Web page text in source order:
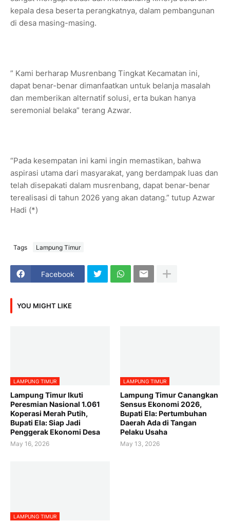
kepala desa beserta perangkatnya, dalam pembangunan
di desa masing-masing.
” Kami berharap Musrenbang Tingkat Kecamatan ini,
dapat benar-benar dimanfaatkan untuk belanja masalah
dan memberikan alternatif solusi, erta bukan hanya
seremonial belaka” terang Azwar.
“Pada kesempatan ini kami ingin memastikan, bahwa
aspirasi utama dari masyarakat, yang berdampak luas dan
telah disepakati dalam musrenbang, dapat benar-benar
terealisasi di tahun 2026 yang akan datang.” tutup Azwar
Hadi (*)
Tags Lampung Timur
Facebook
YOU MIGHT LIKE
LAMPUNG TIMUR
Lampung Timur Ikuti
Peresmian Nasional 1.061
Koperasi Merah Putih,
Bupati Ela: Siap Jadi
Penggerak Ekonomi Desa
May 16, 2026
LAMPUNG TIMUR
Lampung Timur Canangkan
Sensus Ekonomi 2026,
Bupati Ela: Pertumbuhan
Daerah Ada di Tangan
Pelaku Usaha
May 13, 2026
LAMPUNG TIMUR